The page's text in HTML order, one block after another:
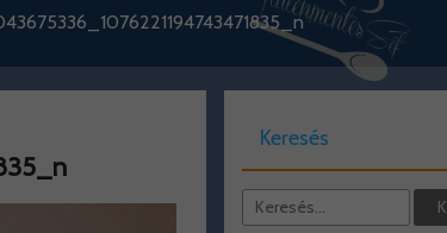
Keresés